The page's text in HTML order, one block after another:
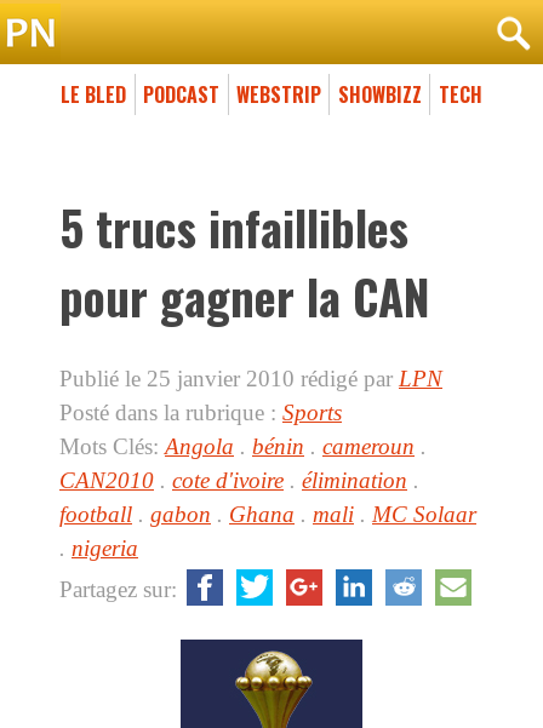
LE BLED PODCAST WEBSTRIP SHOWBIZZ TECH
5 trucs infaillibles
pour gagner la CAN
Publié le 25 janvier 2010 rédigé par LPN
Posté dans la rubrique : Sports
Mots Clés: Angola . bénin . cameroun .
CAN2010 . cote d'ivoire . élimination .
football . gabon . Ghana . mali . MC Solaar
. nigeria
Partagez sur: